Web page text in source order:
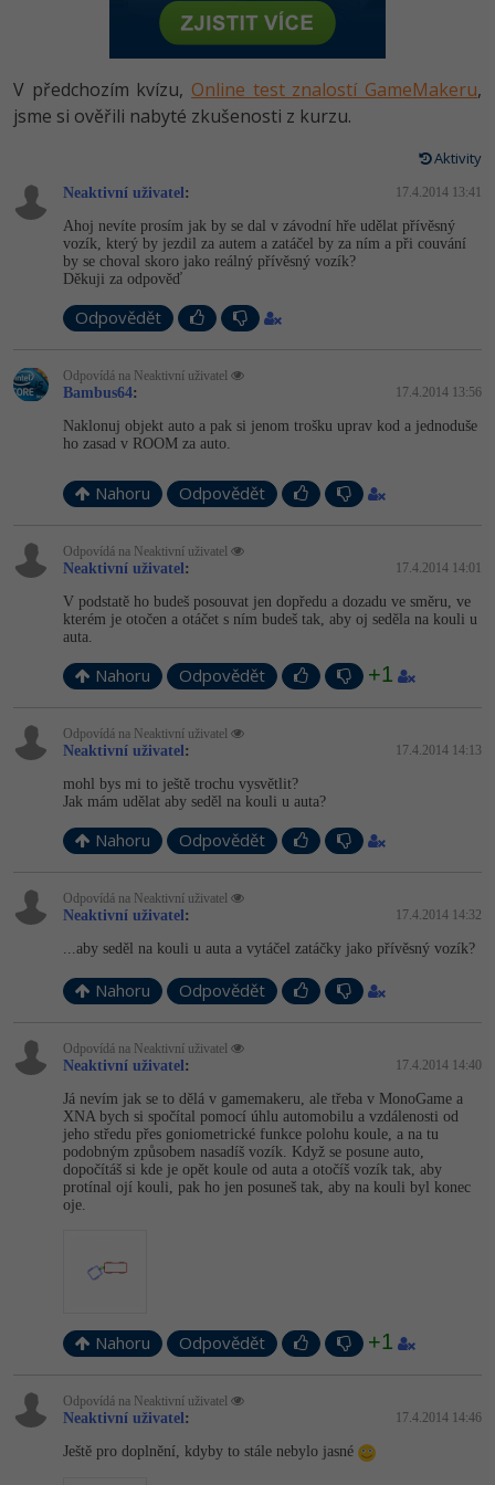
HTML5, CSS3, Bootstrap, SEO
SQL a databáze
UML a návrhové vzory
React
Spring
Django
Best practices
JavaScript
HTML / CSS
UML a návrhové vzory
MySQL/MariaDB
Vývojář mobilních aplikací
C# Game developer
Tester
Systémový administrátor
Grafik / UX/UI návrhář
3D grafik
Projektový manažer
Databázový analytik
Python -80%
-80%
PHP -80%
Swift -80%
Kotlin -80%
C -80%
VB.NET
SQL
Návrh SW -80%
Umělá inteligence (AI)
Více
Fórum
Kurzy e-commerce
Testování softwaru
Datová analýza
Digitální gramotnost
Marketing -30%
WordPress
SEO -30%
UX
Kryptoměny
-80%
Google Dokumenty
HTML/CSS -80%
-80%
-80%
Adobe Lightroom -30%
Adobe XD -15%
Adobe InDesign -25%
Blender
Inkscape
Video
Příběhy absolventů
Kariéra
Pro firmy
V předchozím kvízu, Online test znalostí GameMakeru,
jsme si ověřili nabyté zkušenosti z kurzu.
Aktivity
Neaktivní uživatel: 17.4.2014 13:41
Ahoj nevíte prosím jak by se dal v závodní hře udělat přívěsný
vozík, který by jezdil za autem a zatáčel by za ním a při couvání
by se choval skoro jako reálný přívěsný vozík?
Děkuji za odpověď
Odpovědět
Odpovídá na Neaktivní uživatel
Bambus64: 17.4.2014 13:56
Naklonuj objekt auto a pak si jenom trošku uprav kod a jednoduše
ho zasad v ROOM za auto.
Nahoru Odpovědět
Odpovídá na Neaktivní uživatel
Neaktivní uživatel: 17.4.2014 14:01
V podstatě ho budeš posouvat jen dopředu a dozadu ve směru, ve
kterém je otočen a otáčet s ním budeš tak, aby oj seděla na kouli u
auta.
Nahoru Odpovědět +1
Odpovídá na Neaktivní uživatel
Neaktivní uživatel: 17.4.2014 14:13
mohl bys mi to ještě trochu vysvětlit?
Jak mám udělat aby seděl na kouli u auta?
Nahoru Odpovědět
Odpovídá na Neaktivní uživatel
Neaktivní uživatel: 17.4.2014 14:32
...aby seděl na kouli u auta a vytáčel zatáčky jako přívěsný vozík?
Nahoru Odpovědět
Odpovídá na Neaktivní uživatel
Neaktivní uživatel: 17.4.2014 14:40
Já nevím jak se to dělá v gamemakeru, ale třeba v MonoGame a
XNA bych si spočítal pomocí úhlu automobilu a vzdálenosti od
jeho středu přes goniometrické funkce polohu koule, a na tu
podobným způsobem nasadíš vozík. Když se posune auto,
dopočítáš si kde je opět koule od auta a otočíš vozík tak, aby
protínal ojí kouli, pak ho jen posuneš tak, aby na kouli byl konec
oje.
Nahoru Odpovědět +1
Odpovídá na Neaktivní uživatel
Neaktivní uživatel: 17.4.2014 14:46
Ještě pro doplnění, kdyby to stále nebylo jasné